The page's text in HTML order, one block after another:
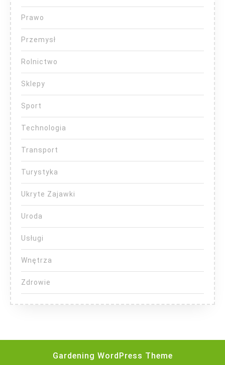
Prawo
Przemysł
Rolnictwo
Sklepy
Sport
Technologia
Transport
Turystyka
Ukryte Zajawki
Uroda
Usługi
Wnętrza
Zdrowie
Gardening WordPress Theme